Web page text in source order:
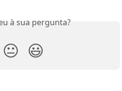
à sua pergunta?
😐 😃